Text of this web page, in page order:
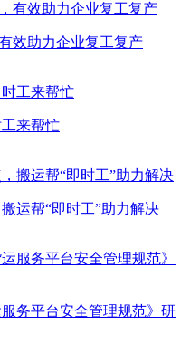
效助力企业复工复产
来帮忙
运帮“即时工”助力解决
务平台安全管理规范》研